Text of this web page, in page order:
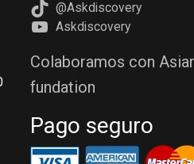
@Askdiscovery
Askdiscovery
Colaboramos con
fundation
Pago seguro